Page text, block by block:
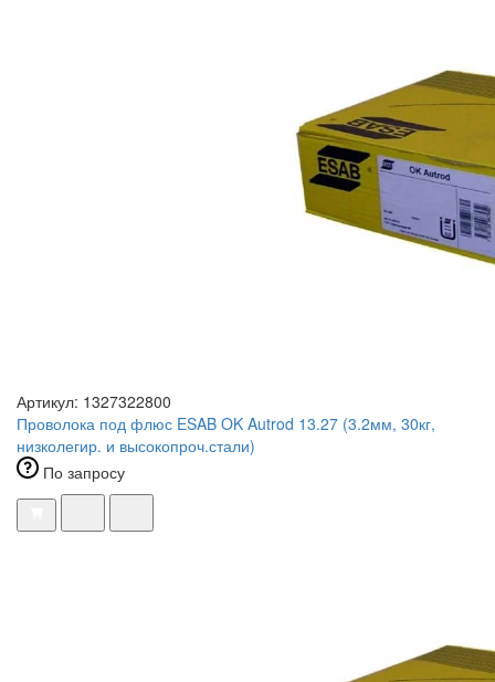
Артикул: 1327322800
Проволока под флюс ESAB OK Autrod 13.27 (3.2мм, 30кг,
низколегир. и высокопроч.стали)
По запросу